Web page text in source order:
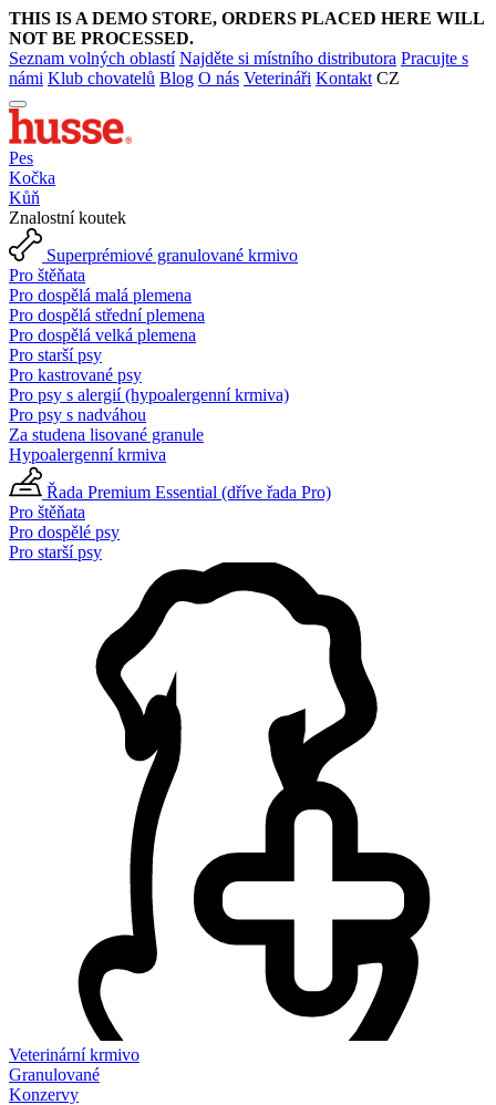
THIS IS A DEMO STORE, ORDERS PLACED HERE WILL
NOT BE PROCESSED.
Seznam volných oblastí Najděte si místního distributora Pracujte s
námi Klub chovatelů Blog O nás Veterináři Kontakt CZ
Pes
Kočka
Kůň
Znalostní koutek
Superprémiové granulované krmivo
Pro štěňata
Pro dospělá malá plemena
Pro dospělá střední plemena
Pro dospělá velká plemena
Pro starší psy
Pro kastrované psy
Pro psy s alergií (hypoalergenní krmiva)
Pro psy s nadváhou
Za studena lisované granule
Hypoalergenní krmiva
Řada Premium Essential (dříve řada Pro)
Pro štěňata
Pro dospělé psy
Pro starší psy
Veterinární krmivo
Granulované
Konzervy